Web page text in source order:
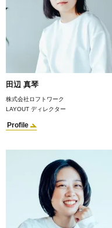
田辺 真琴
株式会社ロフトワーク
LAYOUT ディレクター
Profile